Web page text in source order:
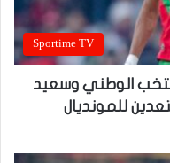
Sportime TV
الوطني وسعيد
للمونديال